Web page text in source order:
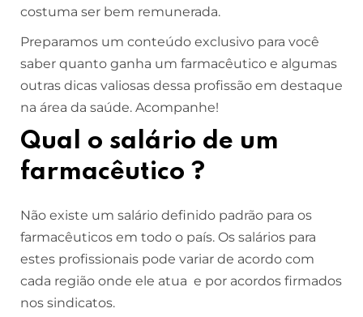
costuma ser bem remunerada.
Preparamos um conteúdo exclusivo para você
saber quanto ganha um farmacêutico e algumas
outras dicas valiosas dessa profissão em destaque
na área da saúde. Acompanhe!
Qual o salário de um
farmacêutico ?
Não existe um salário definido padrão para os
farmacêuticos em todo o país. Os salários para
estes profissionais pode variar de acordo com
cada região onde ele atua e por acordos firmados
nos sindicatos.